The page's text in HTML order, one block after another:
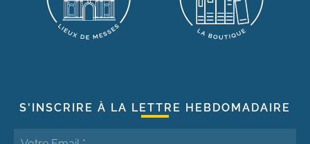
S'INSCRIRE À LA LETTRE HEBDOMADAIRE